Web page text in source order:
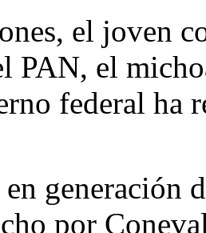
el joven
PAN, el
federal ha
generación
por